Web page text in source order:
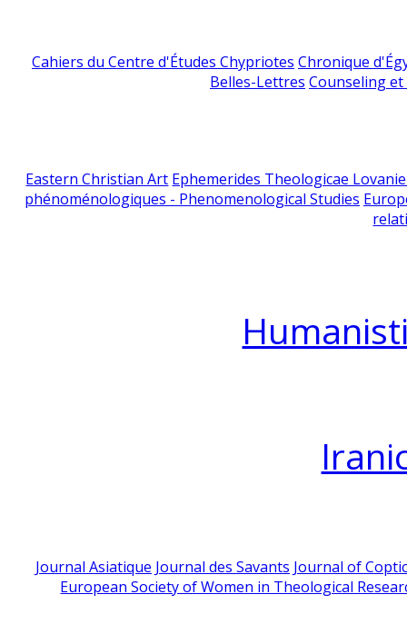
Cahiers du Centre d'Études Chypriotes Chronique
Belles-Lettres Counseling
Eastern Christian Art Ephemerides Theologicae
phénoménologiques - Phenomenological Studies
Journal Asiatique Journal des Savants Journal of
European Society of Women in Theological